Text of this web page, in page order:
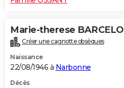
Marie-therese BARCELO
Créer une cagnotte obsèques
Naissance
22/08/1946 à Narbonne
Décès